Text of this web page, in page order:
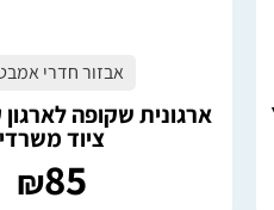
אבזור חדרי
ארגונית שקופה
ציוד משרדי
₪85